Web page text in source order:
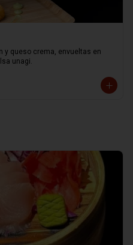
y queso crema, envueltas en
unagi.